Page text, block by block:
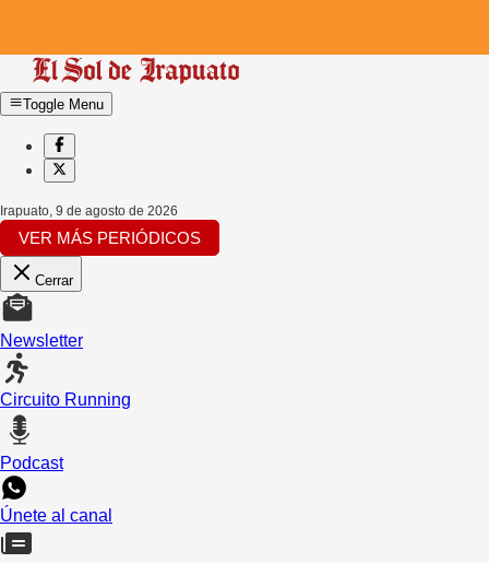
Toggle Menu
Irapuato, 9 de agosto de 2026
VER MÁS PERIÓDICOS
Cerrar
Newsletter
Circuito Running
Podcast
Únete al canal